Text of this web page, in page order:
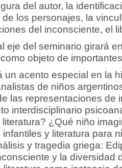
del autor, la
los personajes, la
del inconsciente, el
eje del seminario girará
como objeto de
un acento especial en la
de niños
las representaciones de
interdisciplinario
¿Qué niño
y literatura para
y tragedia griega:
y la diversidad